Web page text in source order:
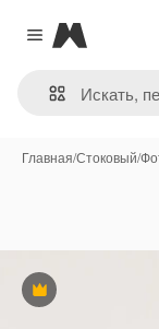
Close menu
Magnific
Главная/Стоковый/
Премиум